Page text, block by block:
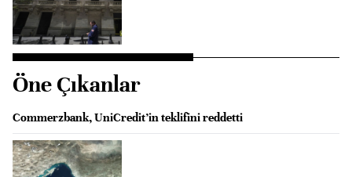
Öne Çıkanlar
Commerzbank, UniCredit’in teklifini reddetti